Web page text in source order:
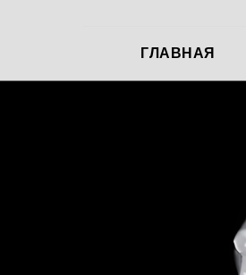
ГЛАВНАЯ